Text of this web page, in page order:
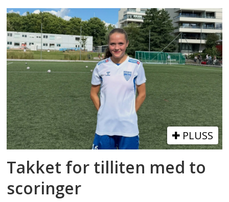
PLUSS
Takket for tilliten med to
scoringer